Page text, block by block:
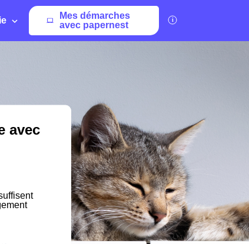
Mes démarches
avec papernest